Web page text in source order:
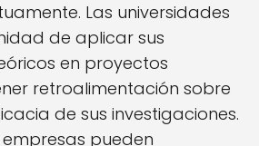
Las universidades
de aplicar sus
en proyectos
retroalimentación sobre
de sus investigaciones.
pueden